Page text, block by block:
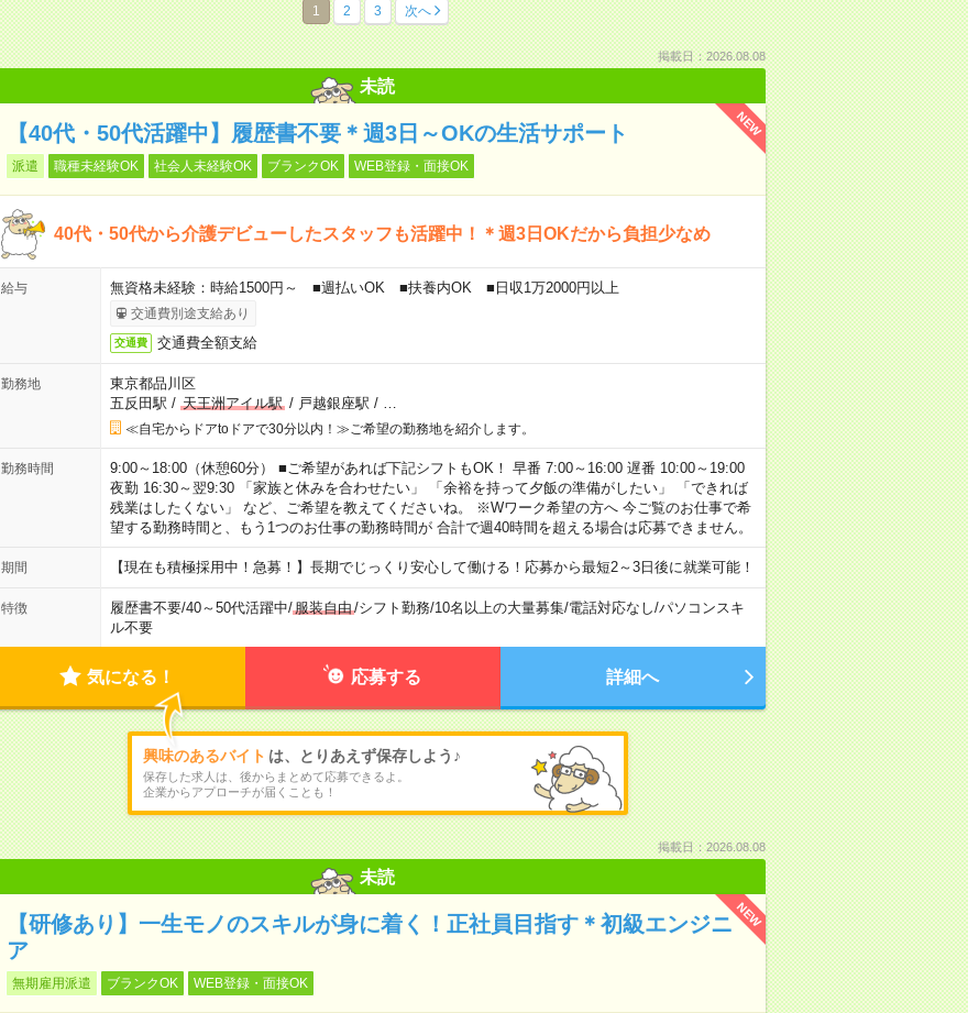
1 2 3 次へ
掲載日：2026.08.08
未読
NEW
【40代・50代活躍中】履歴書不要＊週3日～OKの生活サポート
派遣 職種未経験OK 社会人未経験OK ブランクOK WEB登録・面接OK
40代・50代から介護デビューしたスタッフも活躍中！＊週3日OKだから負担少なめ
給与 無資格未経験：時給1500円～ ■週払いOK ■扶養内OK ■日収1万2000円以上
交通費別途支給あり
交通費 交通費全額支給
勤務地
東京都品川区
五反田駅 / 天王洲アイル駅/ 戸越銀座駅 /
≪自宅からドアtoドアで30分以内！≫ご希望の勤務地を紹介します。
勤務時間
9:00～18:00（休憩60分） ■ご希望があれば下記シフトもOK！ 早番 7:00～16:00 遅番 10:00～19:00
夜勤 16:30～翌9:30 「家族と休みを合わせたい」 「余裕を持って夕飯の準備がしたい」 「できれば
残業はしたくない」 など、ご希望を教えてくださいね。 ※Wワーク希望の方へ 今ご覧のお仕事で希
望する勤務時間と、もう1つのお仕事の勤務時間が 合計で週40時間を超える場合は応募できません。
期間 【現在も積極採用中！急募！】長期でじっくり安心して働ける！応募から最短2～3日後に就業可能！
特徴 履歴書不要/40～50代活躍中/服装自由/シフト勤務/10名以上の大量募集/電話対応なし/パソコンスキ
ル不要
気になる！ 応募する 詳細へ
興味のあるバイト は、とりあえず保存しよう♪
保存した求人は、後からまとめて応募できるよ。
企業からアプローチが届くことも！
掲載日：2026.08.08
未読
NEW
【研修あり】一生モノのスキルが身に着く！正社員目指す＊初級エンジニ
ア
無期雇用派遣 ブランクOK WEB登録・面接OK